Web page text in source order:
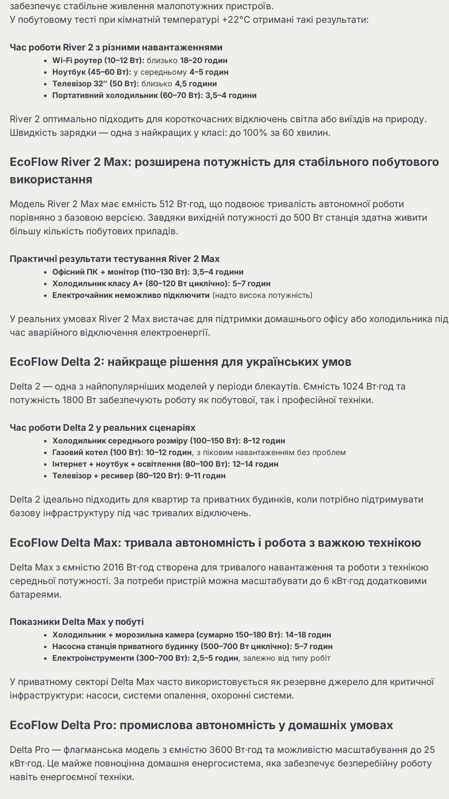
забезпечує стабільне живлення малопотужних пристроїв.
У побутовому тесті при кімнатній температурі +22°C отримані такі результати:
Час роботи River 2 з різними навантаженнями
Wi-Fi роутер (10–12 Вт): близько 18–20 годин
Ноутбук (45–60 Вт): у середньому 4–5 годин
Телевізор 32″ (50 Вт): близько 4,5 години
Портативний холодильник (60–70 Вт): 3,5–4 години
River 2 оптимально підходить для короткочасних відключень світла або виїздів на природу.
Швидкість зарядки — одна з найкращих у класі: до 100% за 60 хвилин.
EcoFlow River 2 Max: розширена потужність для стабільного побутового
використання
Модель River 2 Max має ємність 512 Вт·год, що подвоює тривалість автономної роботи
порівняно з базовою версією. Завдяки вихідній потужності до 500 Вт станція здатна живити
більшу кількість побутових приладів.
Практичні результати тестування River 2 Max
Офісний ПК + монітор (110–130 Вт): 3,5–4 години
Холодильник класу A+ (80–120 Вт циклічно): 5–7 годин
Електрочайник неможливо підключити (надто висока потужність)
У реальних умовах River 2 Max вистачає для підтримки домашнього офісу або холодильника під
час аварійного відключення електроенергії.
EcoFlow Delta 2: найкраще рішення для українських умов
Delta 2 — одна з найпопулярніших моделей у періоди блекаутів. Ємність 1024 Вт·год та
потужність 1800 Вт забезпечують роботу як побутової, так і професійної техніки.
Час роботи Delta 2 у реальних сценаріях
Холодильник середнього розміру (100–150 Вт): 8–12 годин
Газовий котел (100 Вт): 10–12 годин, з піковим навантаженням без проблем
Інтернет + ноутбук + освітлення (80–100 Вт): 12–14 годин
Телевізор + ресивер (80–120 Вт): 9–11 годин
Delta 2 ідеально підходить для квартир та приватних будинків, коли потрібно підтримувати
базову інфраструктуру під час тривалих відключень.
EcoFlow Delta Max: тривала автономність і робота з важкою технікою
Delta Max з ємністю 2016 Вт·год створена для тривалого навантаження та роботи з технікою
середньої потужності. За потреби пристрій можна масштабувати до 6 кВт·год додатковими
батареями.
Показники Delta Max у побуті
Холодильник + морозильна камера (сумарно 150–180 Вт): 14–18 годин
Насосна станція приватного будинку (500–700 Вт циклічно): 5–7 годин
Електроінструменти (300–700 Вт): 2,5–5 годин, залежно від типу робіт
У приватному секторі Delta Max часто використовується як резервне джерело для критичної
інфраструктури: насоси, системи опалення, охоронні системи.
EcoFlow Delta Pro: промислова автономність у домашніх умовах
Delta Pro — флагманська модель з ємністю 3600 Вт·год та можливістю масштабування до 25
кВт·год. Це майже повноцінна домашня енергосистема, яка забезпечує безперебійну роботу
навіть енергоємної техніки.